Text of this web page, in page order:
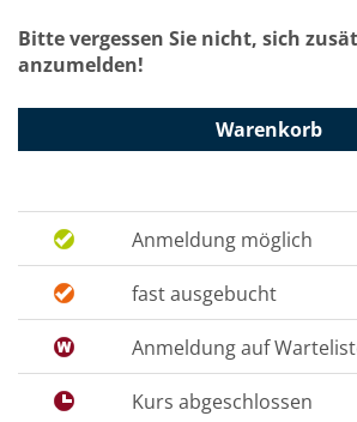
Bitte vergessen Sie nicht, sich
anzumelden!
Warenkorb
Anmeldung möglich
fast ausgebucht
Anmeldung auf
Kurs abgeschlossen